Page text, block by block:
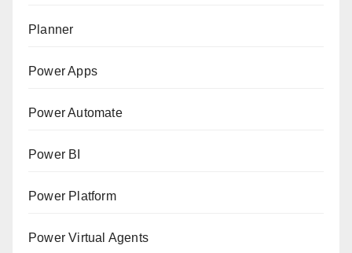
Planner
Power Apps
Power Automate
Power BI
Power Platform
Power Virtual Agents